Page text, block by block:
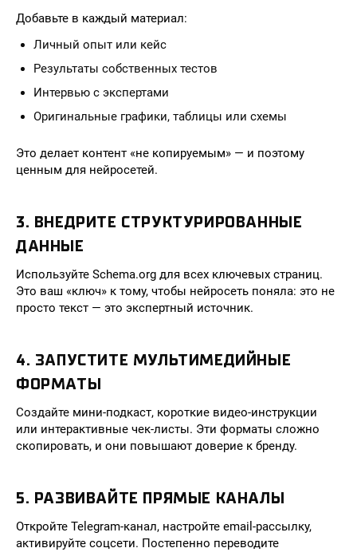
Добавьте в каждый материал:
Личный опыт или кейс
Результаты собственных тестов
Интервью с экспертами
Оригинальные графики, таблицы или схемы
Это делает контент «не копируемым» — и поэтому
ценным для нейросетей.
3. ВНЕДРИТЕ СТРУКТУРИРОВАННЫЕ
ДАННЫЕ
Используйте Schema.org для всех ключевых страниц.
Это ваш «ключ» к тому, чтобы нейросеть поняла: это не
просто текст — это экспертный источник.
4. ЗАПУСТИТЕ МУЛЬТИМЕДИЙНЫЕ
ФОРМАТЫ
Создайте мини-подкаст, короткие видео-инструкции
или интерактивные чек-листы. Эти форматы сложно
скопировать, и они повышают доверие к бренду.
5. РАЗВИВАЙТЕ ПРЯМЫЕ КАНАЛЫ
Откройте Telegram-канал, настройте email-рассылку,
активируйте соцсети. Постепенно переводите